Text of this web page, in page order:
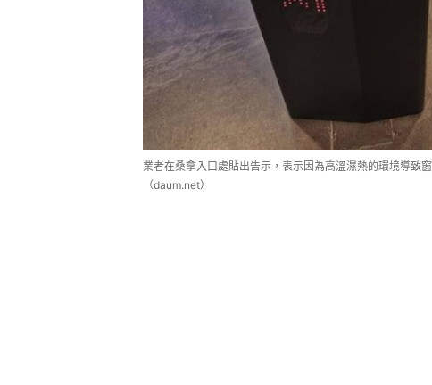
業者在桑拿入口處貼出告示，表示因為高溫濕熱的環境導致
（daum.net）